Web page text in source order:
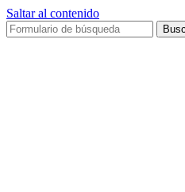
Saltar al contenido